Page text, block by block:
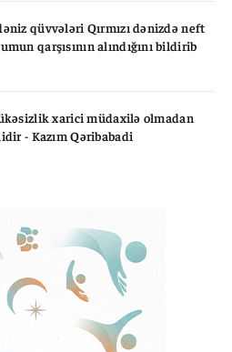
qüvvələri Qırmızı dənizdə neft
qarşısının alındığını bildirib
xarici müdaxilə olmadan
- Kazım Qəribabadi